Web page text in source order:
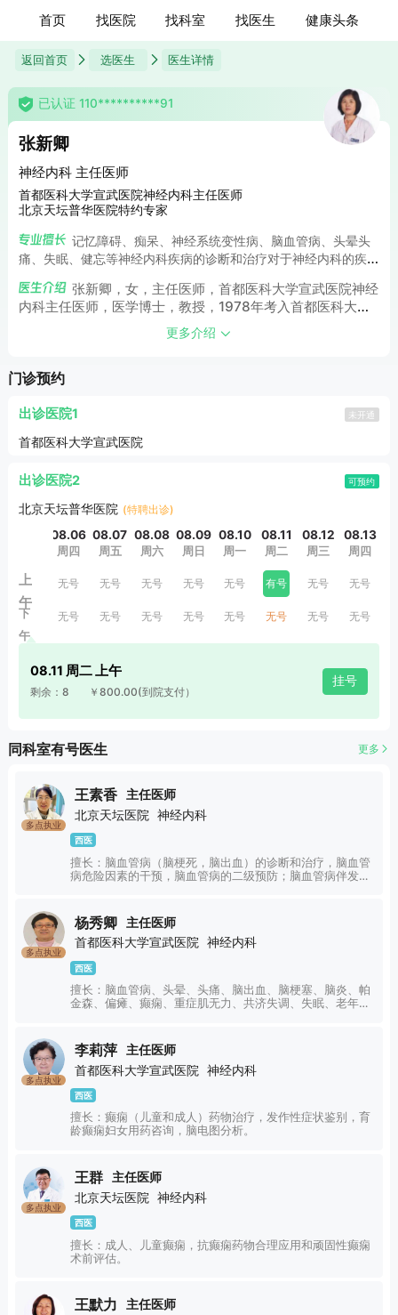
首页 找医院 找科室 找医生 健康头条
返回首页 选医生 医生详情
已认证 110**********91
张新卿
神经内科 主任医师
首都医科大学宣武医院神经内科主任医师
北京天坛普华医院特约专家
记忆障碍、痴呆、神经系统变性病、脑血管病、头晕头
痛、失眠、健忘等神经内科疾病的诊断和治疗对于神经内科的疾
脑供血不足、脑梗死、脑出血、记忆力减退等。
张新卿，女，主任医师，首都医科大学宣武医院神经
内科主任医师，医学博士，教授，1978年考入首都医科大学
医疗系，1983年毕业后即在首都医科大学宣武医院神经内科
工作，先后获得硕士及博士学位。在30多年的临床工作中积
更多介绍
门诊预约
出诊医院1 未开通
首都医科大学宣武医院
出诊医院2 可预约
北京天坛普华医院 (特聘出诊)
上
午
下
午
08.06
周四
无号
无号
08.07
周五
无号
无号
08.08
周六
无号
无号
08.09
周日
无号
无号
08.10
周一
无号
无号
08.11
周二
有号
无号
08.12
周三
无号
无号
08.13
周四
无号
无号
08.11 周二 上午
剩余：8 ￥800.00(到院支付）
挂号
同科室有号医生 更多
多点执业
王素香
主任医师
北京天坛医院
神经内科
西医
擅长：脑血管病（脑梗死，脑出血）的诊断和治疗，脑血管
病危险因素的干预，脑血管病的二级预防；脑血管病伴发的
多点执业
杨秀卿
主任医师
首都医科大学宣武医院 神经内科
西医
擅长：脑血管病、头晕、头痛、脑出血、脑梗塞、脑炎、帕
金森、偏瘫、癫痫、重症肌无力、共济失调、失眠、老年痴
多点执业
李莉萍
主任医师
首都医科大学宣武医院
神经内科
西医
擅长：癫痫（儿童和成人）药物治疗，发作性症状鉴别，育
龄癫痫妇女用药咨询，脑电图分析。
多点执业
王群
主任医师
北京天坛医院
神经内科
西医
擅长：成人、儿童癫痫，抗癫痫药物合理应用和顽固性癫痫
术前评估。
王默力
主任医师